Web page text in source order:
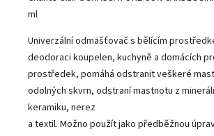
ml
Univerzální odmašťovač s bělícím
deodoraci koupelen, kuchyně a domácích
prostředek, pomáhá odstranit veškeré
odolných skvrn, odstraní mastnotu z
keramiku, nerez
a textil. Možno použít jako předběžnou